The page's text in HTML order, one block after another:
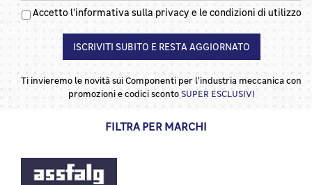
Accetto l'informativa sulla privacy e le condizioni di utilizzo
ISCRIVITI SUBITO E RESTA AGGIORNATO
Ti invieremo le novità sui Componenti per l'industria meccanica con
promozioni e codici sconto SUPER ESCLUSIVI
FILTRA PER MARCHI